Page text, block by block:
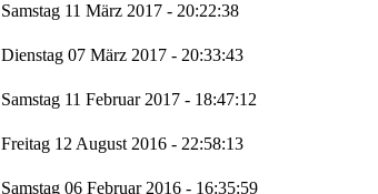
Samstag 11 März 2017 - 20:22:38
Dienstag 07 März 2017 - 20:33:43
Samstag 11 Februar 2017 - 18:47:12
Freitag 12 August 2016 - 22:58:13
Samstag 06 Februar 2016 - 16:35:59